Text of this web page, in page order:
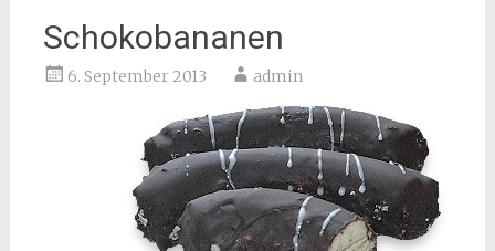
Schokobananen
6. September 2013 admin